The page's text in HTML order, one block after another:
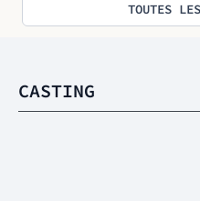
TOUTES
CASTING